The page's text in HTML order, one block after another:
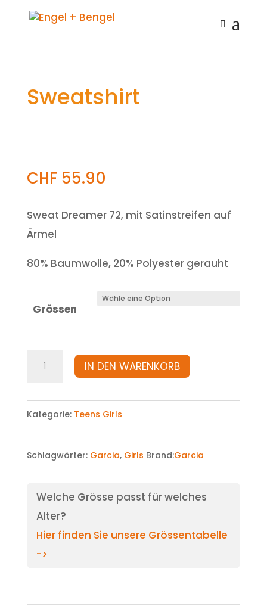
Sweatshirt
CHF55.90
Sweat Dreamer 72, mit Satinstreifen auf
Ärmel
80% Baumwolle, 20% Polyester gerauht
Grössen
Sweatshirt
IN DEN WARENKORB
Kategorie: Teens Girls
Schlagwörter: Garcia, Girls Brand:Garcia
Welche Grösse passt für welches
Alter?
Hier finden Sie unsere Grössentabelle
->